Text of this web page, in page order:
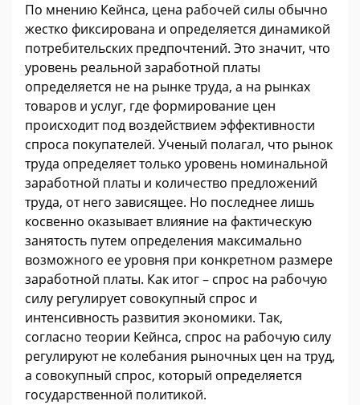
По мнению Кейнса, цена рабочей силы обычно
жестко фиксирована и определяется динамикой
потребительских предпочтений. Это значит, что
уровень реальной заработной платы
определяется не на рынке труда, а на рынках
товаров и услуг, где формирование цен
происходит под воздействием эффективности
спроса покупателей. Ученый полагал, что рынок
труда определяет только уровень номинальной
заработной платы и количество предложений
труда, от него зависящее. Но последнее лишь
косвенно оказывает влияние на фактическую
занятость путем определения максимально
возможного ее уровня при конкретном размере
заработной платы. Как итог – спрос на рабочую
силу регулирует совокупный спрос и
интенсивность развития экономики. Так,
согласно теории Кейнса, спрос на рабочую силу
регулируют не колебания рыночных цен на труд,
а совокупный спрос, который определяется
государственной политикой.